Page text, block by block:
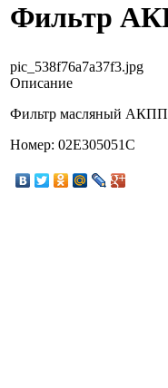
Фильтр
pic_538f76a7a37f3.jpg
Описание
Фильтр масляный АКПП
Номер: 02E305051C